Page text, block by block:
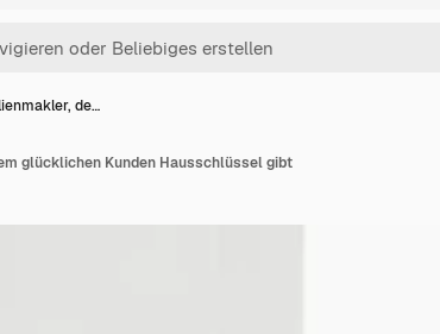
de…
glücklichen Kunden Hausschlüssel gibt